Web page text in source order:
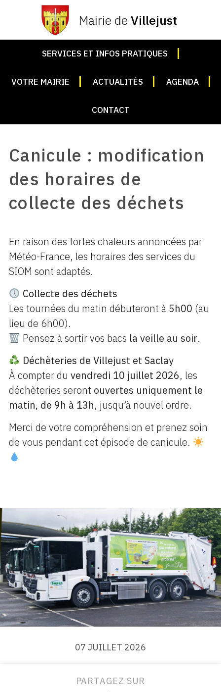
Mairie de Villejust
SERVICES ET INFOS PRATIQUES
VOTRE MAIRIE ACTUALITÉS AGENDA
CONTACT
Canicule : modification
des horaires de
collecte des déchets
En raison des fortes chaleurs annoncées par
Météo-France, les horaires des services du
SIOM sont adaptés.
Collecte des déchets
Les tournées du matin débuteront à 5h00 (au
lieu de 6h00).
Pensez à sortir vos bacs la veille au soir.
Déchèteries de Villejust et Saclay
À compter du vendredi 10 juillet 2026, les
déchèteries seront ouvertes uniquement le
matin, de 9h à 13h, jusqu’à nouvel ordre.
Merci de votre compréhension et prenez soin
de vous pendant cet épisode de canicule.
07 JUILLET 2026
PARTAGEZ SUR